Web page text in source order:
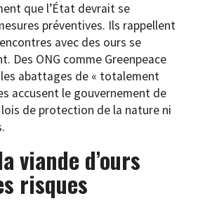
que l’État devrait se
préventives. Ils rappellent
avec des ours se
Des ONG comme Greenpeace
abattages de « totalement
accusent le gouvernement de
de protection de la nature ni
viande d’ours
risques